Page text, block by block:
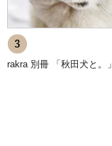
rakra 別冊 「秋田犬と。」